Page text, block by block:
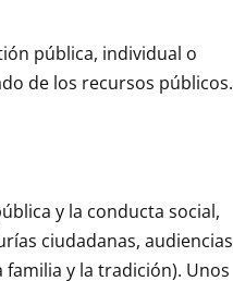
pública, individual o
de los recursos públicos.
y la conducta social,
ciudadanas, audiencias
y la tradición). Unos